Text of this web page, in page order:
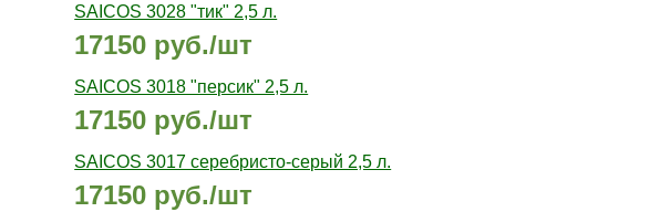
SAICOS 3028 "тик" 2,5 л.
17150 руб./шт
SAICOS 3018 "персик" 2,5 л.
17150 руб./шт
SAICOS 3017 cеребристо-серый 2,5 л.
17150 руб./шт